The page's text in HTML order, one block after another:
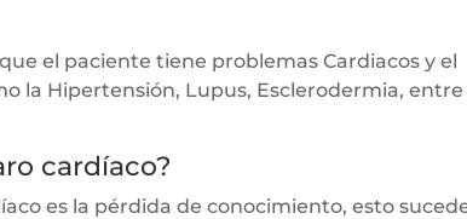
el paciente tiene problemas Cardiacos y el
la Hipertensión, Lupus, Esclerodermia, entre
cardíaco?
es la pérdida de conocimiento, esto